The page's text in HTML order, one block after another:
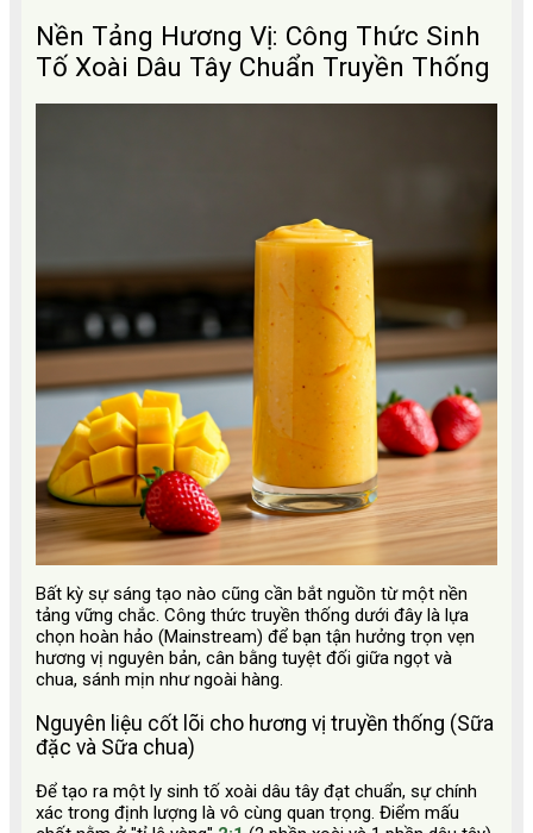
Nền Tảng Hương Vị: Công Thức Sinh
Tố Xoài Dâu Tây Chuẩn Truyền Thống
Bất kỳ sự sáng tạo nào cũng cần bắt nguồn từ một nền
tảng vững chắc. Công thức truyền thống dưới đây là lựa
chọn hoàn hảo (Mainstream) để bạn tận hưởng trọn vẹn
hương vị nguyên bản, cân bằng tuyệt đối giữa ngọt và
chua, sánh mịn như ngoài hàng.
Nguyên liệu cốt lõi cho hương vị truyền thống (Sữa
đặc và Sữa chua)
Để tạo ra một ly sinh tố xoài dâu tây đạt chuẩn, sự chính
xác trong định lượng là vô cùng quan trọng. Điểm mấu